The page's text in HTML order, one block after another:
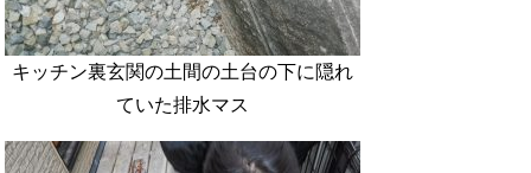
キッチン裏玄関の土間の土台の下に隠れ
ていた排水マス